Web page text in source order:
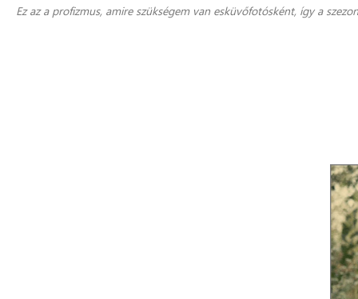
Ez az a profizmus, amire szükségem van esküvőfotósként, így a